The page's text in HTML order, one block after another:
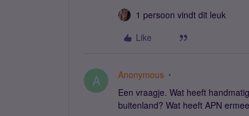
1 persoon vindt dit leuk
Like
A Anonymous
Een vraagje. Wat heeft
buitenland? Wat heeft APN